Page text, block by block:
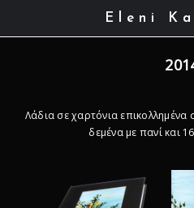
Eleni
Λάδια σε χαρτόνια επικολλημένα
δεμένα με πανί και